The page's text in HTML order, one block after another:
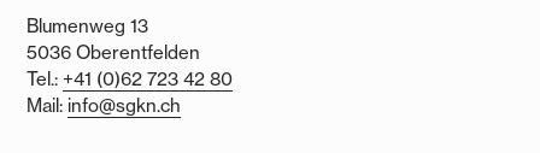
Blumenweg 13
5036 Oberentfelden
Tel.: +41 (0)62 723 42 80
Mail: info@sgkn.ch